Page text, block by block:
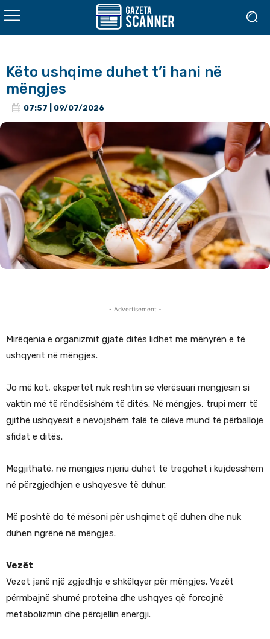
Këto ushqime duhet t’i hani në
mëngjes
07:57 | 09/07/2026
- Advertisement -
Mirëqenia e organizmit gjatë ditës lidhet me mënyrën e të
ushqyerit në mëngjes.
Jo më kot, ekspertët nuk reshtin së vlerësuari mëngjesin si
vaktin më të rëndësishëm të ditës. Në mëngjes, trupi merr të
gjithë ushqyesit e nevojshëm falë të cilëve mund të përballojë
sfidat e ditës.
Megjithatë, në mëngjes njeriu duhet të tregohet i kujdesshëm
në përzgjedhjen e ushqyesve të duhur.
Më poshtë do të mësoni për ushqimet që duhen dhe nuk
duhen ngrënë në mëngjes.
Vezët
Vezet janë një zgjedhje e shkëlqyer për mëngjes. Vezët
përmbajnë shumë proteina dhe ushqyes që forcojnë
metabolizmin dhe përcjellin energji.